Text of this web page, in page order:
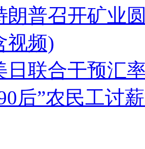
朗普召开矿业
视频)
日联合干预汇
后”农民工讨